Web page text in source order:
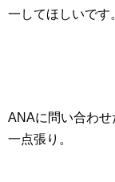
一してほしいです
ANAに問い合わ
一点張り。